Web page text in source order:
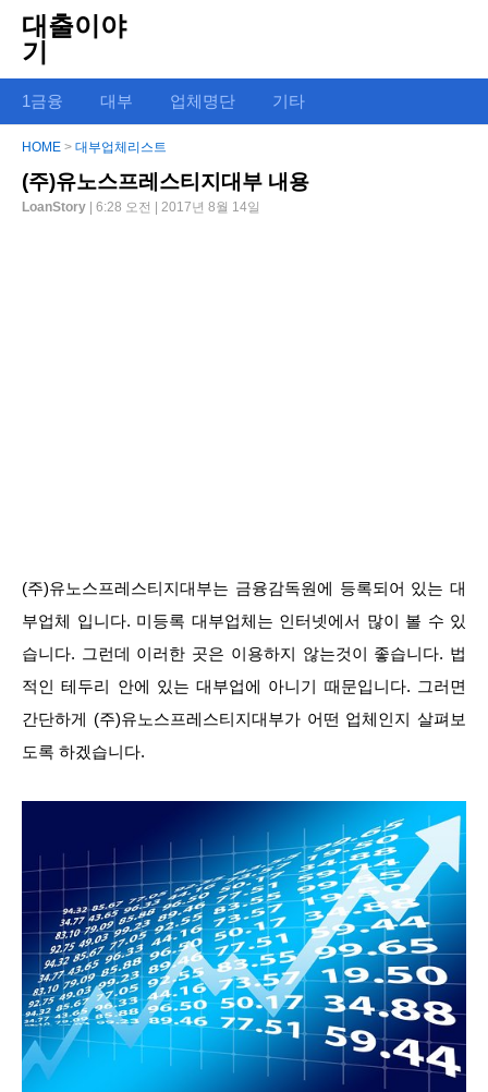
대출이야
기
1금융 대부 업체명단 기타
HOME > 대부업체리스트
(주)유노스프레스티지대부 내용
LoanStory | 6:28 오전 | 2017년 8월 14일
(주)유노스프레스티지대부는 금융감독원에 등록되어 있는 대
부업체 입니다. 미등록 대부업체는 인터넷에서 많이 볼 수 있
습니다. 그런데 이러한 곳은 이용하지 않는것이 좋습니다. 법
적인 테두리 안에 있는 대부업에 아니기 때문입니다. 그러면
간단하게 (주)유노스프레스티지대부가 어떤 업체인지 살펴보
도록 하겠습니다.